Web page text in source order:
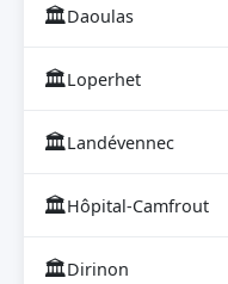
🏛Daoulas
🏛Loperhet
🏛Landévennec
🏛Hôpital-Camfrout
🏛Dirinon